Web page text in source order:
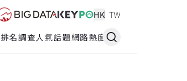
HK TW
排名調查人氣話題網路熱度